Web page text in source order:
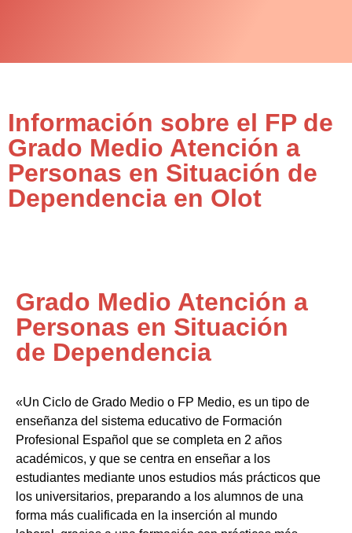
Información sobre el FP de
Grado Medio Atención a
Personas en Situación de
Dependencia en Olot
Grado Medio Atención a
Personas en Situación
de Dependencia
«Un Ciclo de Grado Medio o FP Medio, es un tipo de
enseñanza del sistema educativo de Formación
Profesional Español que se completa en 2 años
académicos, y que se centra en enseñar a los
estudiantes mediante unos estudios más prácticos que
los universitarios, preparando a los alumnos de una
forma más cualificada en la inserción al mundo